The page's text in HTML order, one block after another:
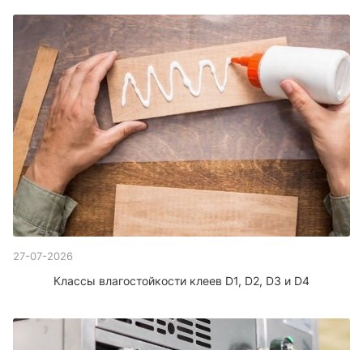
27-07-2026
Классы влагостойкости клеев D1, D2, D3 и D4